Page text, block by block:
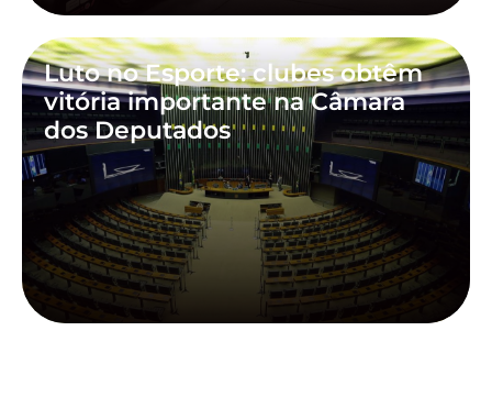
Luto no Esporte: clubes obtêm
vitória importante na Câmara
dos Deputados